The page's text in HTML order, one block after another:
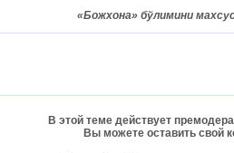
«Божхона» бўлимини
В этой теме действует
Вы можете оставить свой